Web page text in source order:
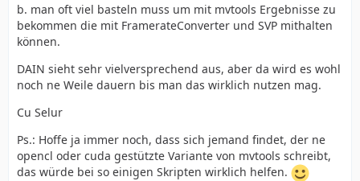
}
b. man oft viel basteln muss um mit mvtools Ergebnisse zu
bekommen die mit FramerateConverter und SVP mithalten
können.
DAIN sieht sehr vielversprechend aus, aber da wird es wohl
noch ne Weile dauern bis man das wirklich nutzen mag.
Cu Selur
Ps.: Hoffe ja immer noch, dass sich jemand findet, der ne
opencl oder cuda gestützte Variante von mvtools schreibt,
das würde bei so einigen Skripten wirklich helfen.